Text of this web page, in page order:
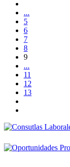
...
5
6
7
8
9
...
11
12
13